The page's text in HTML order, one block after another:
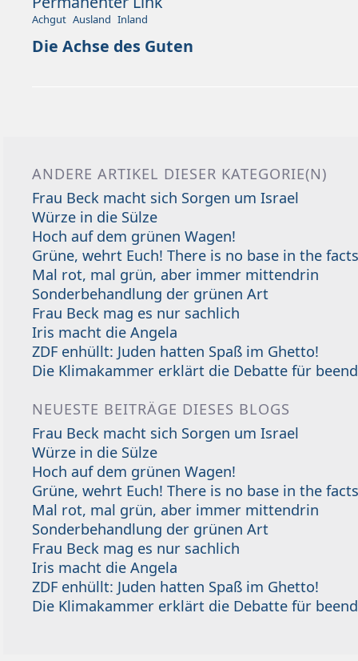
Achgut Ausland Inland
Die Achse des Guten
ANDERE ARTIKEL DIESER KATEGORIE(N)
Frau Beck macht sich Sorgen um Israel
Würze in die Sülze
Hoch auf dem grünen Wagen!
Grüne, wehrt Euch! There is no base in the
Mal rot, mal grün, aber immer mittendrin
Sonderbehandlung der grünen Art
Frau Beck mag es nur sachlich
Iris macht die Angela
ZDF enhüllt: Juden hatten Spaß im Ghetto!
Die Klimakammer erklärt die Debatte für
NEUESTE BEITRÄGE DIESES BLOGS
Frau Beck macht sich Sorgen um Israel
Würze in die Sülze
Hoch auf dem grünen Wagen!
Grüne, wehrt Euch! There is no base in the
Mal rot, mal grün, aber immer mittendrin
Sonderbehandlung der grünen Art
Frau Beck mag es nur sachlich
Iris macht die Angela
ZDF enhüllt: Juden hatten Spaß im Ghetto!
Die Klimakammer erklärt die Debatte für